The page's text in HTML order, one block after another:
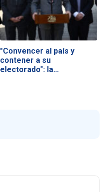
"Convencer al país y
contener a su
electorado": la…